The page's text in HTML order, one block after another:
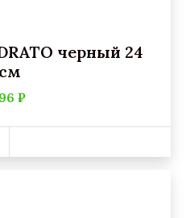
черный 24
см
₽